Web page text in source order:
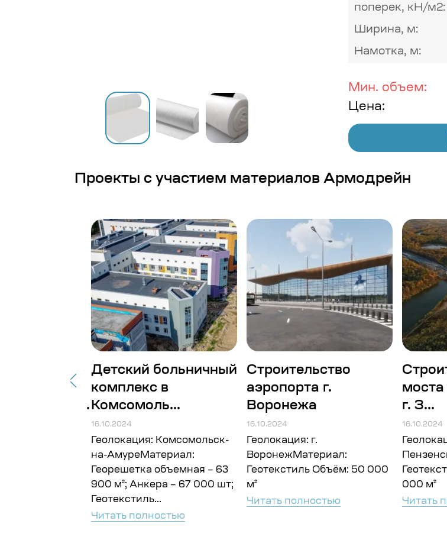
поперек, кН/м2:
Ширина, м:
Намотка, м:
Мин. объем:
Цена:
Проекты с участием материалов Армодрейн
Детский больничный
комплекс в
Комсомоль...
16.10.2024
Геолокация: Комсомольск-
на-АмуреМатериал:
Георешетка объемная – 63
900 м²; Анкера – 67 000 шт;
Геотекстиль...
Читать полностью
Строительство
аэропорта г.
Воронежа
16.10.2024
Геолокация: г.
ВоронежМатериал:
Геотекстиль Объём: 50 000
м²
Читать полностью
моста
г. З...
16.10.2024
000 м²
Читать